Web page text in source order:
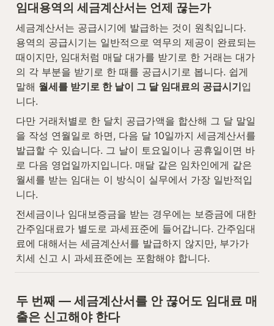
임대용역의 세금계산서는 언제 끊는가
세금계산서는 공급시기에 발급하는 것이 원칙입니다.
용역의 공급시기는 일반적으로 역무의 제공이 완료되는
때이지만, 임대처럼 매달 대가를 받기로 한 거래는 대가
의 각 부분을 받기로 한 때를 공급시기로 봅니다. 쉽게
말해 월세를 받기로 한 날이 그 달 임대료의 공급시기입
니다.
다만 거래처별로 한 달치 공급가액을 합산해 그 달 말일
을 작성 연월일로 하면, 다음 달 10일까지 세금계산서를
발급할 수 있습니다. 그 날이 토요일이나 공휴일이면 바
로 다음 영업일까지입니다. 매달 같은 임차인에게 같은
월세를 받는 임대는 이 방식이 실무에서 가장 일반적입
니다.
전세금이나 임대보증금을 받는 경우에는 보증금에 대한
간주임대료가 별도로 과세표준에 들어갑니다. 간주임대
료에 대해서는 세금계산서를 발급하지 않지만, 부가가
치세 신고 시 과세표준에는 포함해야 합니다.
두 번째 — 세금계산서를 안 끊어도 임대료 매
출은 신고해야 한다